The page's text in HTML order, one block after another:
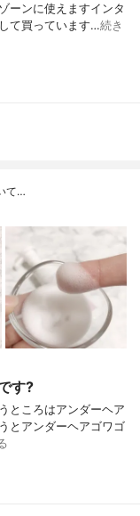
ーンに使えますインタ
て買っています…続き
て…
す?
ところはアンダーヘア
とアンダーヘアゴワゴ